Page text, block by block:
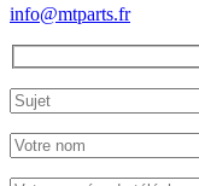
info@mtparts.fr